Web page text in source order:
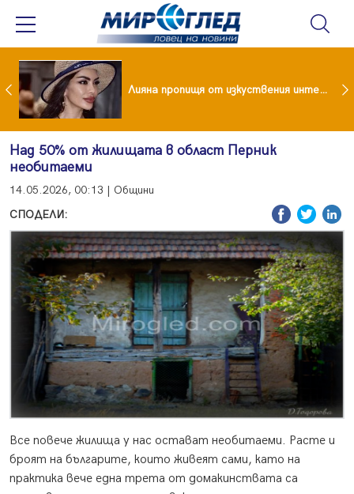
Популярен риалити герой заряза жена си заради друга Лияна пропищя от изкуствения интелект
Над 50% от жилищата в област Перник
необитаеми
14.05.2026, 00:13 | Общини
СПОДЕЛИ:
Все повече жилища у нас остават необитаеми. Расте и
броят на българите, които живеят сами, като на
практика вече една трета от домакинствата са